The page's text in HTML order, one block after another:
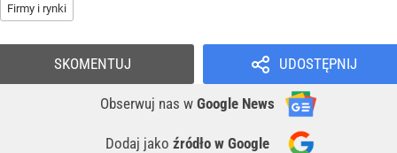
Firmy i rynki
UDOSTĘPNIJ
Obserwuj nas w Google News
Dodaj jako źródło w Google
SKOMENTUJ